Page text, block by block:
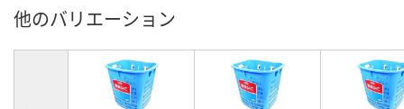
他のバリエーション